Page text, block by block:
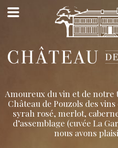
Amoureux du vin et de
Château de Pouzols des
syrah rosé, merlot,
d’assemblage (cuvée La
nous avons